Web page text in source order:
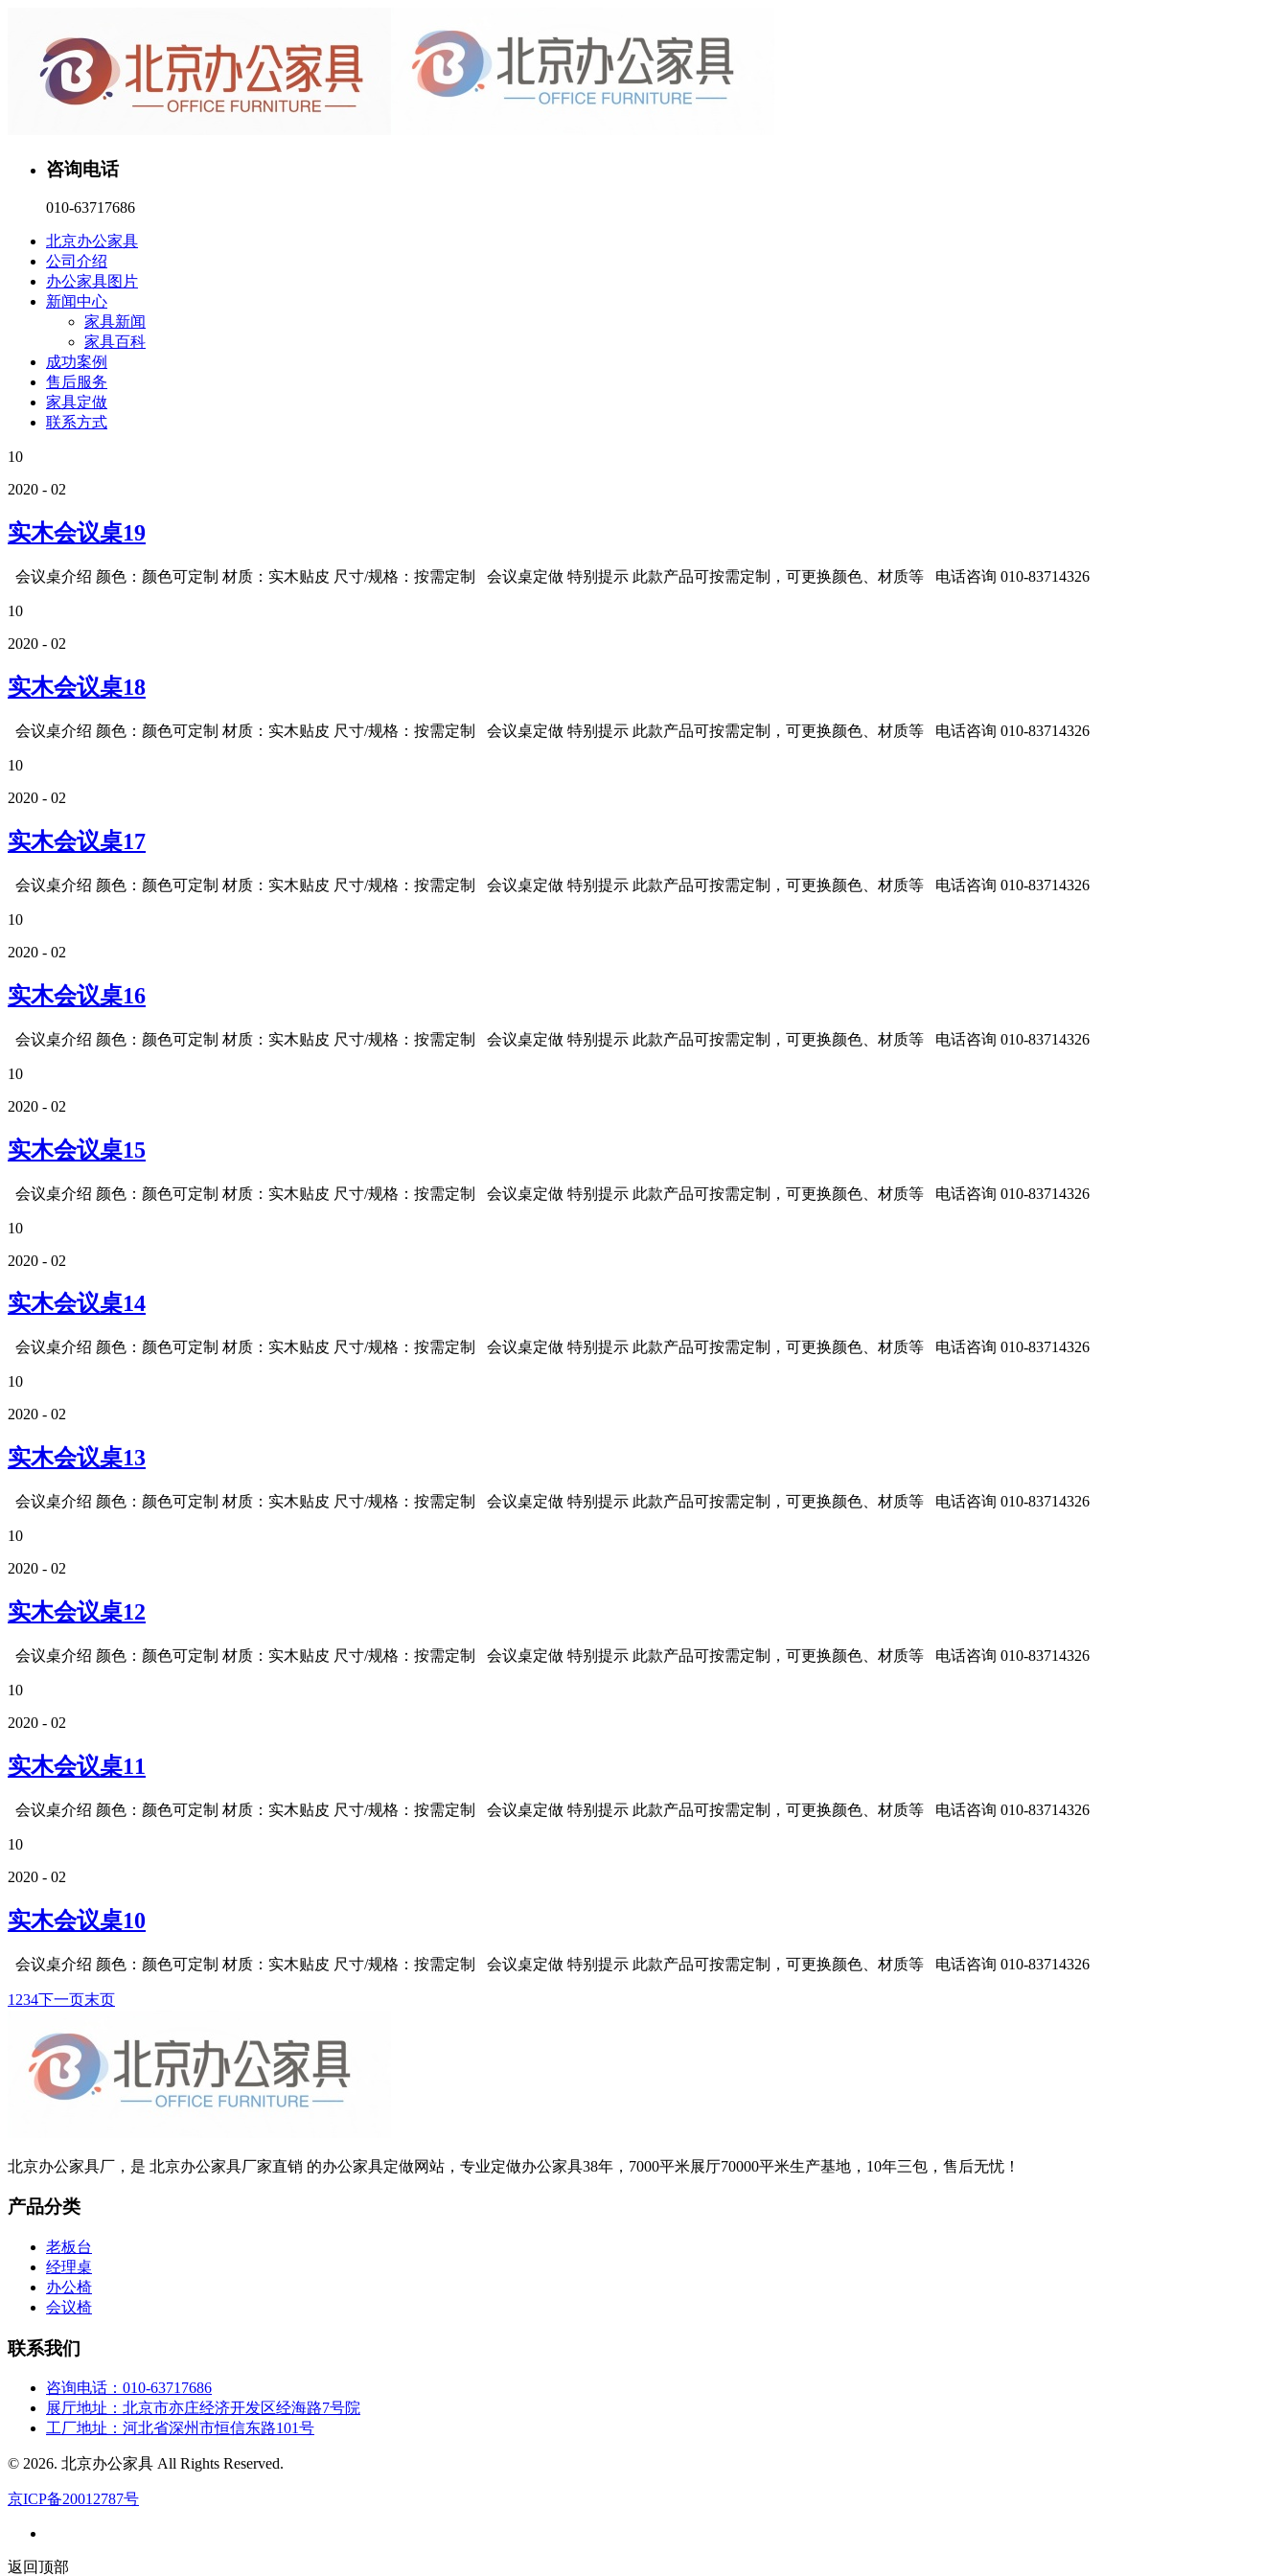
咨询电话
010-63717686
北京办公家具
公司介绍
办公家具图片
新闻中心
家具新闻
家具百科
成功案例
售后服务
家具定做
联系方式
10
2020 - 02
实木会议桌19
会议桌介绍 颜色：颜色可定制 材质：实木贴皮 尺寸/规格：按需定制 会议桌定做 特别提示 此款产品可按需定制，可更换颜色、材质等 电话咨询 010-83714326
10
2020 - 02
实木会议桌18
会议桌介绍 颜色：颜色可定制 材质：实木贴皮 尺寸/规格：按需定制 会议桌定做 特别提示 此款产品可按需定制，可更换颜色、材质等 电话咨询 010-83714326
10
2020 - 02
实木会议桌17
会议桌介绍 颜色：颜色可定制 材质：实木贴皮 尺寸/规格：按需定制 会议桌定做 特别提示 此款产品可按需定制，可更换颜色、材质等 电话咨询 010-83714326
10
2020 - 02
实木会议桌16
会议桌介绍 颜色：颜色可定制 材质：实木贴皮 尺寸/规格：按需定制 会议桌定做 特别提示 此款产品可按需定制，可更换颜色、材质等 电话咨询 010-83714326
10
2020 - 02
实木会议桌15
会议桌介绍 颜色：颜色可定制 材质：实木贴皮 尺寸/规格：按需定制 会议桌定做 特别提示 此款产品可按需定制，可更换颜色、材质等 电话咨询 010-83714326
10
2020 - 02
实木会议桌14
会议桌介绍 颜色：颜色可定制 材质：实木贴皮 尺寸/规格：按需定制 会议桌定做 特别提示 此款产品可按需定制，可更换颜色、材质等 电话咨询 010-83714326
10
2020 - 02
实木会议桌13
会议桌介绍 颜色：颜色可定制 材质：实木贴皮 尺寸/规格：按需定制 会议桌定做 特别提示 此款产品可按需定制，可更换颜色、材质等 电话咨询 010-83714326
10
2020 - 02
实木会议桌12
会议桌介绍 颜色：颜色可定制 材质：实木贴皮 尺寸/规格：按需定制 会议桌定做 特别提示 此款产品可按需定制，可更换颜色、材质等 电话咨询 010-83714326
10
2020 - 02
实木会议桌11
会议桌介绍 颜色：颜色可定制 材质：实木贴皮 尺寸/规格：按需定制 会议桌定做 特别提示 此款产品可按需定制，可更换颜色、材质等 电话咨询 010-83714326
10
2020 - 02
实木会议桌10
会议桌介绍 颜色：颜色可定制 材质：实木贴皮 尺寸/规格：按需定制 会议桌定做 特别提示 此款产品可按需定制，可更换颜色、材质等 电话咨询 010-83714326
1 234下一页末页
北京办公家具厂，是 北京办公家具厂家直销 的办公家具定做网站，专业定做办公家具38年，7000平米展厅70000平米生产基地，10年三包，售后无忧！
产品分类
老板台
经理桌
办公椅
会议椅
联系我们
咨询电话：010-63717686
展厅地址：北京市亦庄经济开发区经海路7号院
工厂地址：河北省深州市恒信东路101号
© 2026. 北京办公家具 All Rights Reserved.
京ICP备20012787号
返回顶部